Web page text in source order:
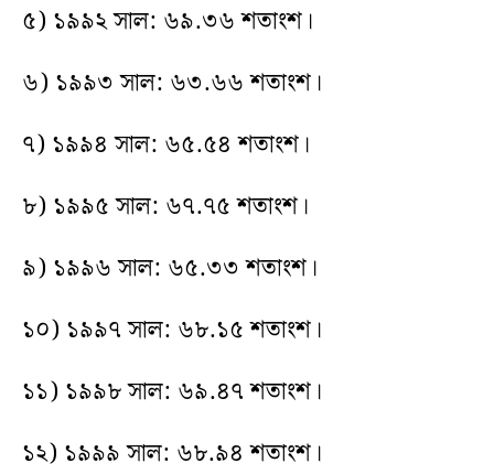
৫) ১৯৯২ সাল: ৬৯.৩৬ শতাংশ।
৬) ১৯৯৩ সাল: ৬৩.৬৬ শতাংশ।
৭) ১৯৯৪ সাল: ৬৫.৫৪ শতাংশ।
৮) ১৯৯৫ সাল: ৬৭.৭৫ শতাংশ।
৯) ১৯৯৬ সাল: ৬৫.৩৩ শতাংশ।
১০) ১৯৯৭ সাল: ৬৮.১৫ শতাংশ।
১১) ১৯৯৮ সাল: ৬৯.৪৭ শতাংশ।
১২) ১৯৯৯ সাল: ৬৮.৯৪ শতাংশ।